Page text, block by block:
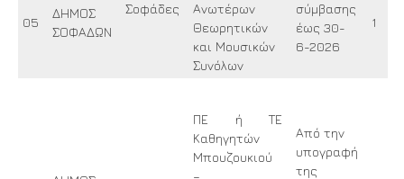
05
ΔΗΜΟΣ
ΣΟΦΑΔΩΝ
Σοφάδες
Ανωτέρων
Θεωρητικών
και Μουσικών
Συνόλων
σύμβασης
έως 30-
6-2026
1
ΠΕ ή ΤΕ
Καθηγητών
Μπουζουκιού
–
Από την
υπογραφή
της